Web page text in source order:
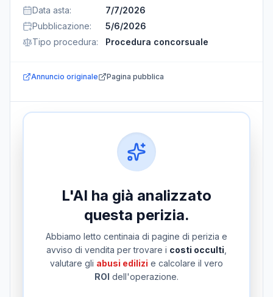
Data asta:
7/7/2026
Pubblicazione:
5/6/2026
Tipo procedura: Procedura concorsuale
Annuncio originale Pagina pubblica
L'AI ha già analizzato
questa perizia.
Abbiamo letto centinaia di pagine di perizia e
avviso di vendita per trovare i costi occulti
valutare gli abusi edilizi e calcolare il vero
ROI dell'operazione.